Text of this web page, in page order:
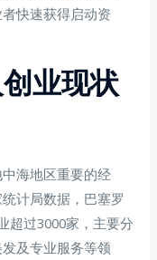
快速获得启动资
业现状
海地区重要的经
计局数据，巴塞罗
超过3000家，主要分
及专业服务等领